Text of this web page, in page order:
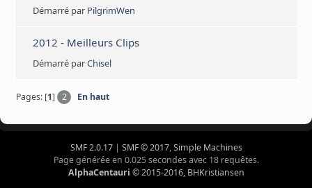
Démarré par PilgrimWen
2012 - Meilleurs Clips
Démarré parChisel
Pages: [1] 2 En haut
SMF 2.0.17| SMF © 2017,Simple Machines
Page générée en 0.025 secondes avec 18 requêtes.
AlphaCentauri © 2015-2016, BHKristiansen